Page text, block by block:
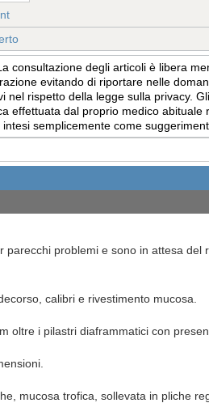
consultazione degli articoli è libera
evitando di riportare nelle
rispetto della legge sulla privacy.
effettuata dal proprio medico
semplicemente come
problemi e sono in attesa
calibri e rivestimento mucosa.
oltre i pilastri diaframmatici con
mucosa trofica, sollevata in pliche